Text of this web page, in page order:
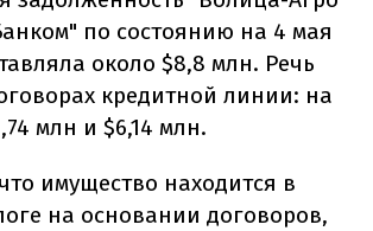
по состоянию на 4 мая
около $8,8 млн. Речь
кредитной линии: на
млн и $6,14 млн.
имущество находится в
на основании договоров,